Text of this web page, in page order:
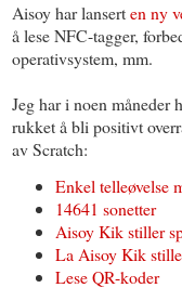
Aisoy har lanserten ny
å lese NFC-tagger,
operativsystem, mm.
Jeg har i noen måneder
rukket å bli positivt
av Scratch:
Enkel telleøvelse
14641 sonetter
Aisoy Kik stiller
La Aisoy Kik
Lese QR-koder